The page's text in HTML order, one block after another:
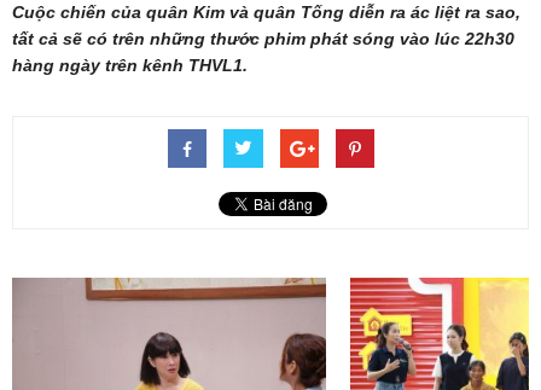
Cuộc chiến của quân Kim và quân Tống diễn ra ác liệt ra sao,
tất cả sẽ có trên những thước phim phát sóng vào lúc 22h30
hàng ngày trên kênh THVL1.